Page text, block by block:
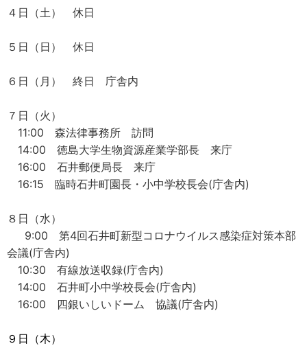
４日（土） 休日
５日（日） 休日
６日（月） 終日 庁舎内
７日（火）
11:00 森法律事務所 訪問
14:00 徳島大学生物資源産業学部長 来庁
16:00 石井郵便局長 来庁
16:15 臨時石井町園長・小中学校長会(庁舎内)
８日（水）
9:00 第4回石井町新型コロナウイルス感染症対策本部
会議(庁舎内)
10:30 有線放送収録(庁舎内)
14:00 石井町小中学校長会(庁舎内)
16:00 四銀いしいドーム 協議(庁舎内)
９日（木）